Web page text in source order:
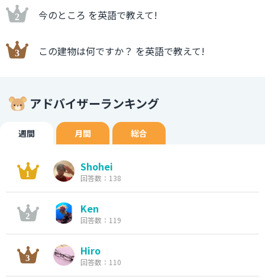
今のところ を英語で教えて!
この建物は何ですか？ を英語で教えて!
アドバイザーランキング
週間 月間 総合
Shohei
回答数：138
Ken
回答数：119
Hiro
回答数：110